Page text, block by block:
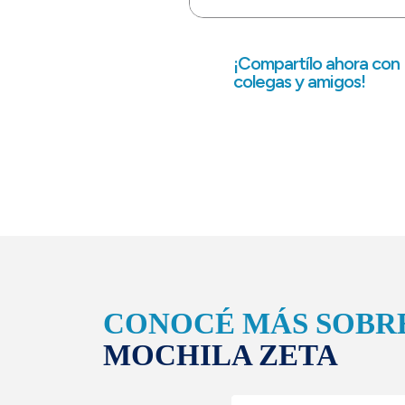
¡Compartílo ahora con
colegas y amigos!
CONOCÉ MÁS
MOCHILA ZETA